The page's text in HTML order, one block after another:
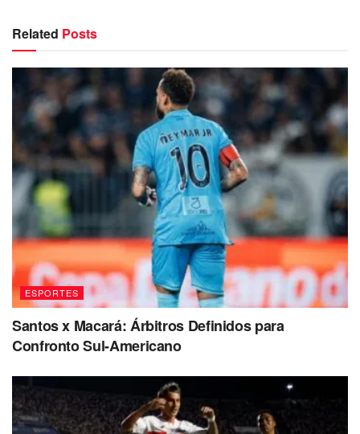
Related Posts
ESPORTES
Santos x Macará: Árbitros Definidos para
Confronto Sul-Americano